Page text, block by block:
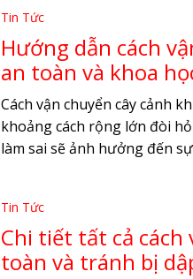
Tin Tức
Hướng dẫn cách
an toàn và khoa
Cách vận chuyển cây cảnh
khoảng cách rộng lớn đòi
làm sai sẽ ảnh hưởng đến
Tin Tức
Chi tiết tất cả
toàn và tránh bị